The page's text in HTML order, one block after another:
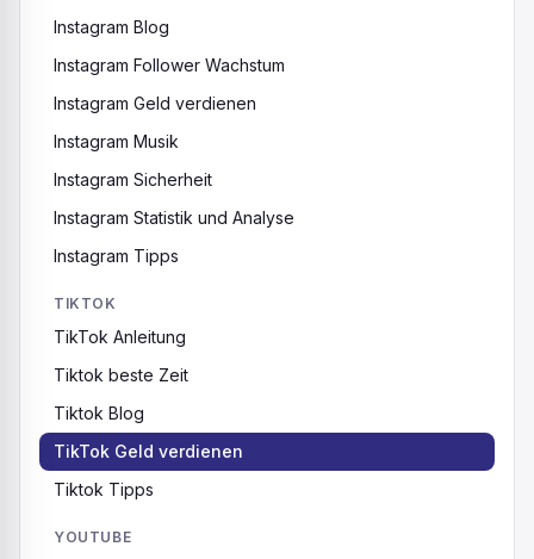
Instagram Blog
Instagram Follower Wachstum
Instagram Geld verdienen
Instagram Musik
Instagram Sicherheit
Instagram Statistik und Analyse
Instagram Tipps
TIKTOK
TikTok Anleitung
Tiktok beste Zeit
Tiktok Blog
TikTok Geld verdienen
Tiktok Tipps
YOUTUBE